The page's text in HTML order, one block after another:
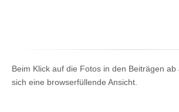
Beim Klick auf die Fotos in den Beiträgen
sich eine browserfüllende Ansicht.